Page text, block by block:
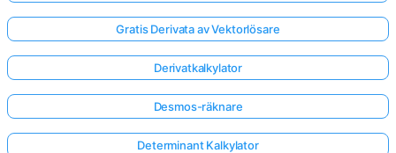
Gratis Derivata av Vektorlösare
Derivatkalkylator
Desmos-räknare
Determinant Kalkylator